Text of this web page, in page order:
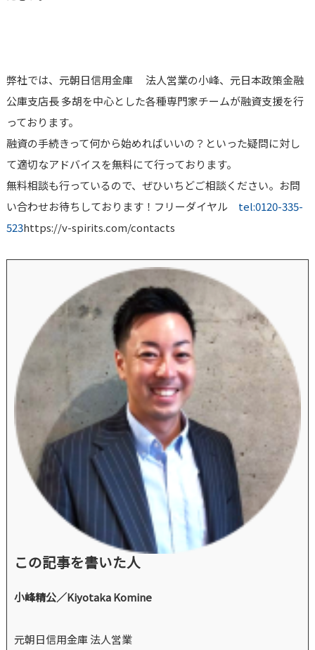
弊社では、元朝日信用金庫 法人営業の小峰、元日本政策金融
公庫支店長 多胡を中心とした各種専門家チームが融資支援を行
っております。
融資の手続きって何から始めればいいの？といった疑問に対し
て適切なアドバイスを無料にて行っております。
無料相談も行っているので、ぜひいちどご相談ください。お問
い合わせお待ちしております！フリーダイヤル tel:0120-335-
523https://v-spirits.com/contacts
この記事を書いた人
小峰精公／Kiyotaka Komine
元朝日信用金庫 法人営業